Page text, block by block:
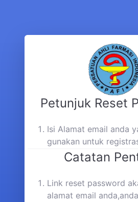
Petunjuk Reset
Isi Alamat email anda
gunakan untuk
Catatan
Link reset password
alamat email